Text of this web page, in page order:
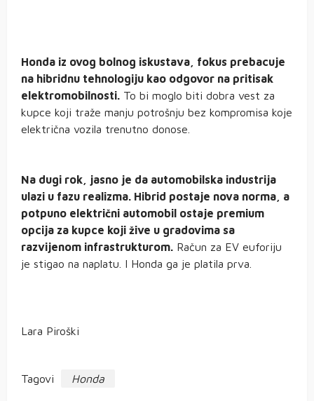
Honda iz ovog bolnog iskustava, fokus prebacuje
na hibridnu tehnologiju kao odgovor na pritisak
elektromobilnosti. To bi moglo biti dobra vest za
kupce koji traže manju potrošnju bez kompromisa koje
električna vozila trenutno donose.
Na dugi rok, jasno je da automobilska industrija
ulazi u fazu realizma. Hibrid postaje nova norma, a
potpuno električni automobil ostaje premium
opcija za kupce koji žive u gradovima sa
razvijenom infrastrukturom. Račun za EV euforiju
je stigao na naplatu. I Honda ga je platila prva.
Lara Piroški
Tagovi Honda